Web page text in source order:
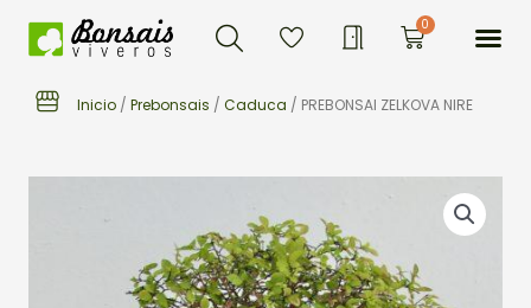
Buscar 0Carrito
Inicio / Prebonsais / Caduca / PREBONSAI ZELKOVA NIRE